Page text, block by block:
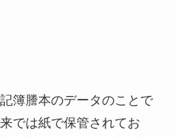
簿謄本のデータのことで
では紙で保管されてお